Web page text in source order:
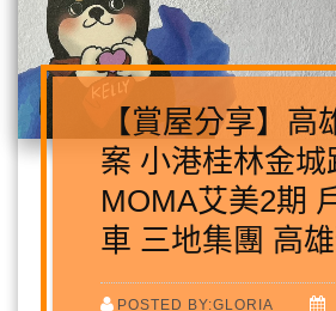
【賞屋分享】高
案 小港桂林金城
MOMA艾美2期
車 三地集團 高
POSTED BY:GLORIA